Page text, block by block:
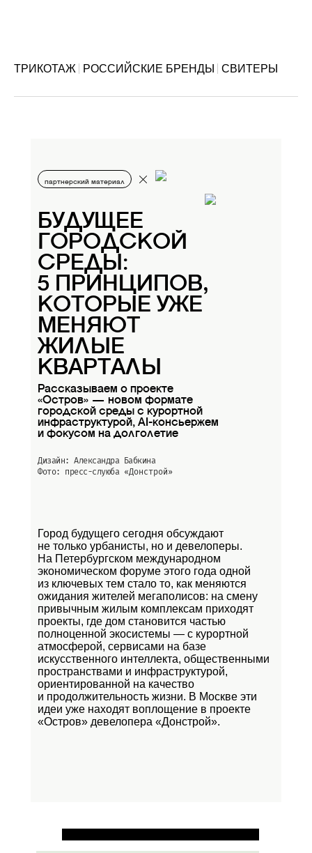
ТРИКОТАЖ РОССИЙСКИЕ БРЕНДЫ СВИТЕРЫ
партнерский материал
БУДУЩЕЕ
ГОРОДСКОЙ
СРЕДЫ:
5 ПРИНЦИПОВ,
КОТОРЫЕ УЖЕ
МЕНЯЮТ
ЖИЛЫЕ
КВАРТАЛЫ
Рассказываем о проекте
«Остров» — новом формате
городской среды с курортной
инфраструктурой, AI-консьержем
и фокусом на долголетие
Дизайн: Александра Бабкина
Фото: пресс-слуюба «Донстрой»
Город будущего сегодня обсуждают
не только урбанисты, но и девелоперы.
На Петербургском международном
экономическом форуме этого года одной
из ключевых тем стало то, как меняются
ожидания жителей мегаполисов: на смену
привычным жилым комплексам приходят
проекты, где дом становится частью
полноценной экосистемы — с курортной
атмосферой, сервисами на базе
искусственного интеллекта, общественными
пространствами и инфраструктурой,
ориентированной на качество
и продолжительность жизни. В Москве эти
идеи уже находят воплощение в проекте
«Остров» девелопера «Донстрой».